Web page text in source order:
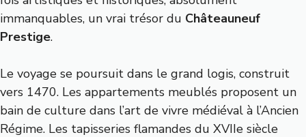
immanquables, un vrai trésor du Châteauneuf
Prestige.
Le voyage se poursuit dans le grand logis, construit
vers 1470. Les appartements meublés proposent un
bain de culture dans l’art de vivre médiéval à l’Ancien
Régime. Les tapisseries flamandes du XVIIe siècle